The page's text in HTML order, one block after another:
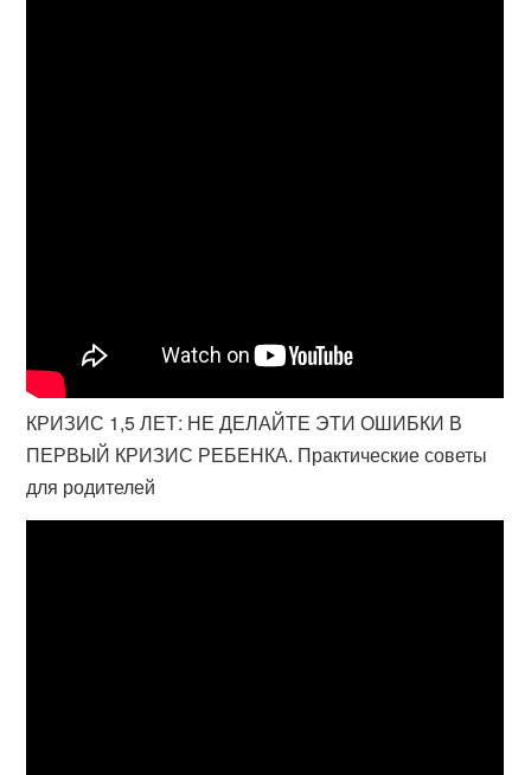
КРИЗИС 1,5 ЛЕТ: НЕ ДЕЛАЙТЕ ЭТИ ОШИБКИ В
ПЕРВЫЙ КРИЗИС РЕБЕНКА. Практические советы
для родителей